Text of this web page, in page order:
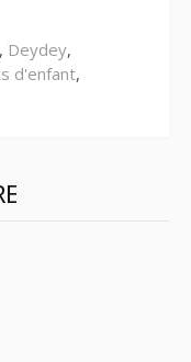
, Deydey,
d'enfant,